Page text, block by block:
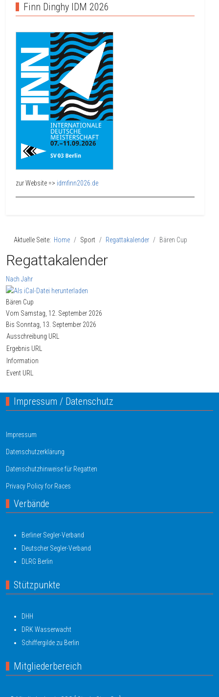
Finn Dinghy IDM 2026
zur Website => idmfinn2026.de
Aktuelle Seite: Home Sport Regattakalender Bären Cup
Regattakalender
Nach Jahr
Bären Cup
Vom Samstag, 12. September 2026
Bis Sonntag, 13. September 2026
Ausschreibung URL
Ergebnis URL
Information
Event URL
Impressum / Datenschutz
Impressum
Datenschutzerklärung
Datenschutzhinweise für Regatten
Privacy Policy for Races
Verbände
Berliner Segler-Verband
Deutscher Segler-Verband
DLRG Berlin
Stützpunkte
DHH
DRK Wasserwacht
Schiffergilde zu Berlin
Mitgliederbereich